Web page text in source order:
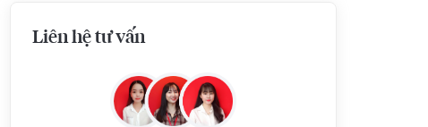
Liên hệ tư vấn